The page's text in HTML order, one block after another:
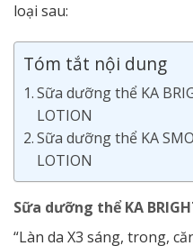
loại sau:
Tóm tắt nội dung
Sữa dưỡng thể KA
LOTION
Sữa dưỡng thể KA
LOTION
Sữa dưỡng thể KA
“Làn da X3 sáng, trong,